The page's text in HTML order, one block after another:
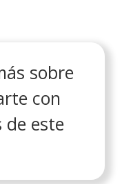
sobre
con
de este